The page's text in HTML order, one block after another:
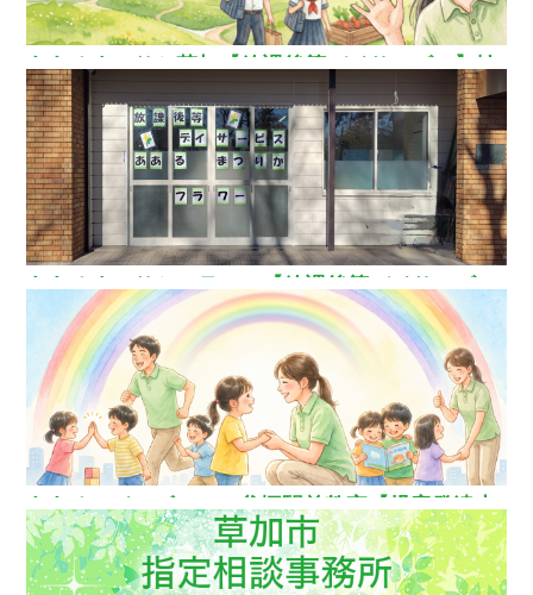
ああるまつりか草加【放課後等デイサービス】埼
玉県草加市
ああるまつりかフラワー【放課後等デイサービ
ス】
ああるレインボーDuo谷塚駅前教室【児童発達支
援】